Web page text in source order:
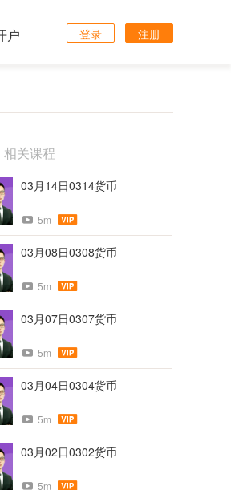
户 登录 注册
相关课程
03月14日0314货币
5m
03月08日0308货币
5m
03月07日0307货币
5m
03月04日0304货币
5m
03月02日0302货币
5m